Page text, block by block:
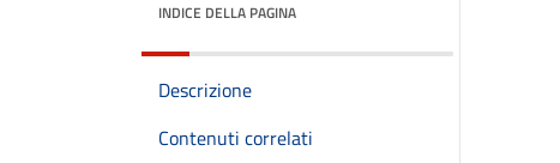
INDICE DELLA PAGINA
Descrizione
Contenuti correlati